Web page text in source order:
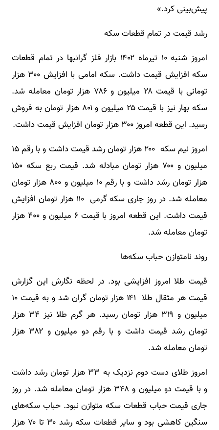
پیش‌بینی کرد.»
رشد قیمت در تمام قطعات سکه
امروز ‌شنبه ۱۰ تیرماه ۱۴۰۲ بازار فلز گرانبها در تمام قطعات
سکه افزایش قیمت داشت. سکه امامی با افزایش ۳۰۰ هزار
تومانی با قیمت ۲۸ میلیون و ۷۸۶ هزار تومان معامله شد.
سکه بهار نیز با قیمت ۲۵ میلیون و ۸۰۱ هزار تومان به فروش
رسید. این قطعه امروز ۳۰۰ هزار تومان افزایش قیمت داشت.
امروز نیم سکه ۲۰۰ هزار تومان رشد قیمت داشت و با رقم ۱۵
میلیون و ۷۰۰ هزار تومان مبادله شد. قیمت ربع سکه ۱۵۰
هزار تومان رشد داشت و با رقم ۱۰ میلیون و ۸۰۰ هزار تومان
معامله شد. در روز جاری سکه گرمی ۱۱۰ هزار تومان افزایش
قیمت داشت. این قطعه امروز با قیمت ۶ میلیون و ۴۰۰ هزار
تومان معامله شد.
روند نامتوازن حباب سکه‌ها
قیمت طلا امروز افزایشی بود. در لحظه نگارش این گزارش
قیمت هر مثقال طلا ۱۴۱ هزار تومان گران شد و به قیمت ۱۰
میلیون و ۳۱۹ هزار تومان رسید. هر گرم طلا نیز ۳۴ هزار
تومان رشد قیمت داشت و با رقم دو میلیون و ۳۸۲ هزار
تومان معامله شد.
امروز طلای دست دوم نزدیک به ۳۳ هزار تومان رشد داشت
و با قیمت دو میلیون و ۳۴۸ هزار تومان معامله شد. در روز
جاری قیمت حباب قطعات سکه متوازن نبود. حباب سکه‌های
سنگین کاهشی بود و سایر قطعات سکه رشد ۳۰ تا ۷۰ هزار